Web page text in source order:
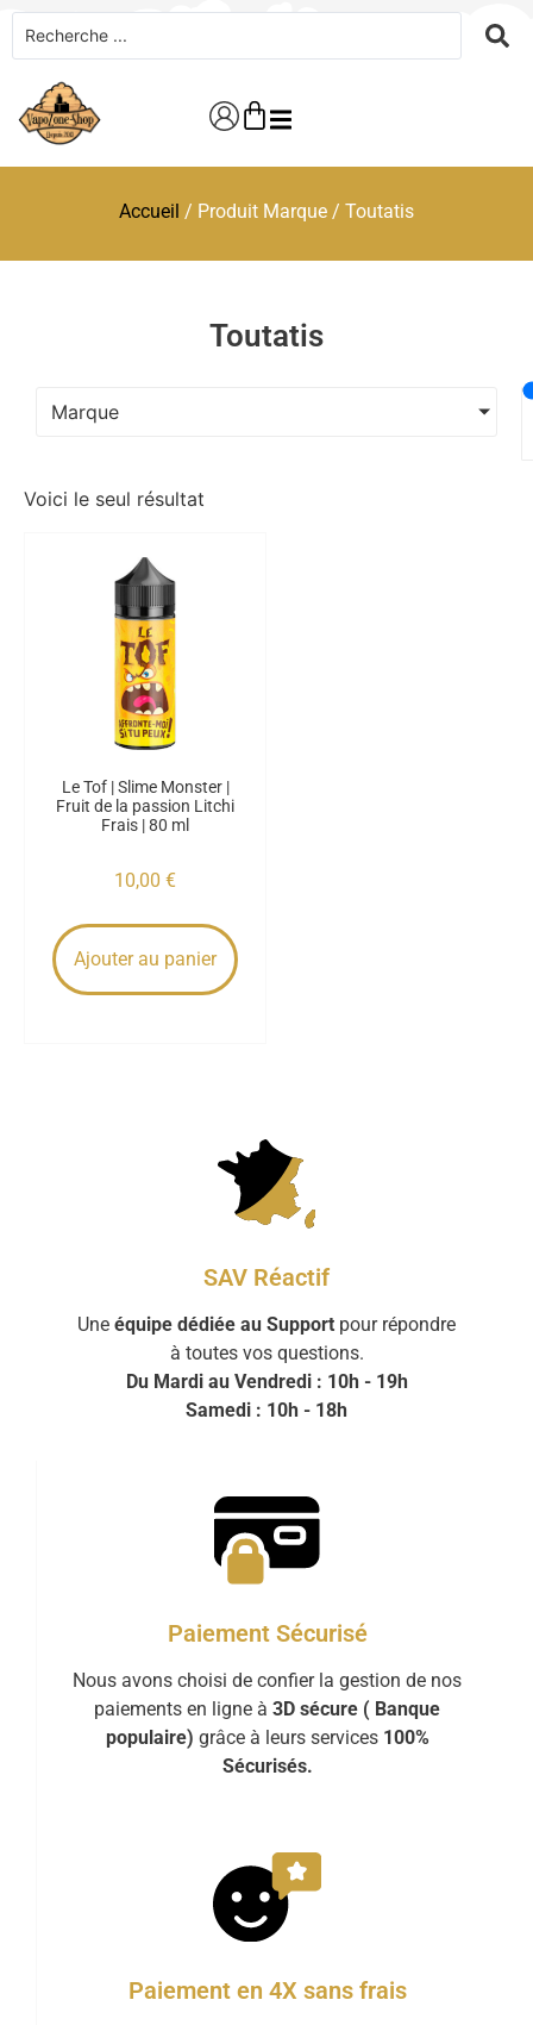
Accueil / Produit Marque / Toutatis
Toutatis
Marque
Voici le seul résultat
Le Tof | Slime Monster |
Fruit de la passion Litchi
Frais | 80 ml
10,00 €
Ajouter au panier
SAV Réactif
Une équipe dédiée au Support pour répondre
à toutes vos questions.
Du Mardi au Vendredi : 10h - 19h
Samedi : 10h - 18h
Paiement Sécurisé
Nous avons choisi de confier la gestion de nos
paiements en ligne à 3D sécure ( Banque
populaire) grâce à leurs services 100%
Sécurisés.
Paiement en 4X sans frais